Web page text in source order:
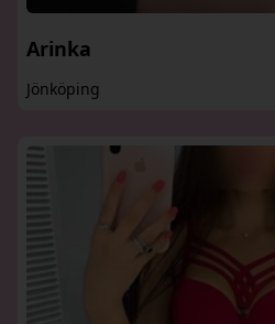
Arinka
Jönköping